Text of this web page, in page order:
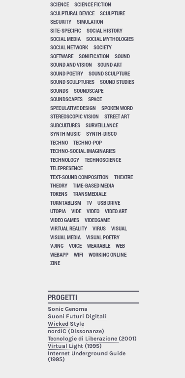
SCIENCE
SCIENCE FICTION
SCULPTURAL DEVICE
SCULPTURE
SECURITY
SIMULATION
SITE-SPECIFIC
SOCIAL HISTORY
SOCIAL MEDIA
SOCIAL MYTHOLOGIES
SOCIAL NETWORK
SOCIETY
SOFTWARE
SONIFICATION
SOUND
SOUND AND VISION
SOUND ART
SOUND POETRY
SOUND SCULPTURE
SOUND SCULPTURES
SOUND STUDIES
SOUNDS
SOUNDSCAPE
SOUNDSCAPES
SPACE
SPECULATIVE DESIGN
SPOKEN WORD
STEREOSCOPIC VISION
STREET ART
SUBCULTURES
SURVEILLANCE
SYNTH MUSIC
SYNTH-DISCO
TECHNO
TECHNO-POP
TECHNO-SOCIAL IMAGINARIES
TECHNOLOGY
TECHNOSCIENCE
TELEPRESENCE
TEXT-SOUND COMPOSITION
THEATRE
THEORY
TIME-BASED MEDIA
TOKENS
TRANSMEDIALE
TURNTABLISM
TV
USB DRIVE
UTOPIA
VIDE VIDEO
VIDEO ART
VIDEO GAMES
VIDEOGAME
VIRTUAL REALITY
VIRUS
VISUAL
VISUAL MEDIA
VISUAL POETRY
VJING
VOICE WEARABLE
WEB
WEBAPP
WIFI
WORKING ONLINE
ZINE
PROGETTI
Sonic Genoma
Suoni Futuri Digitali
Wicked Style
nordiC (Dissonanze)
Tecnologie di Liberazione (2001)
Virtual Light(1995)
Internet Underground Guide
(1995)